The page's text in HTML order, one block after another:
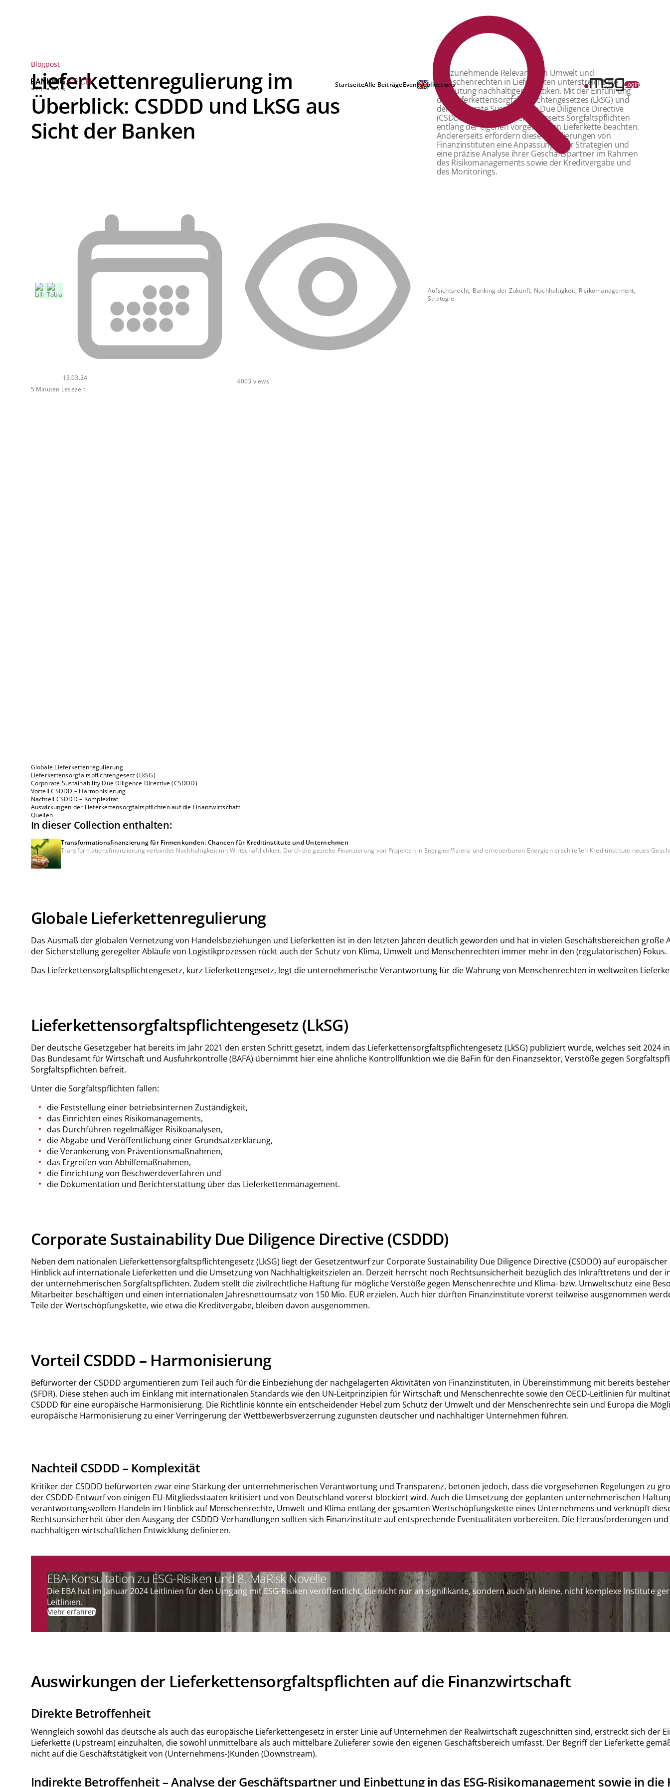
StartseiteAlle BeiträgeEventsCollections Login
Blogpost
Lieferkettenregulierung im
Überblick: CSDDD und LkSG aus
Sicht der Banken
Die zunehmende Relevanz von Umwelt und
Menschenrechten in Lieferketten unterstreicht die
Bedeutung nachhaltiger Praktiken. Mit der Einführung
des Lieferkettensorgfaltspflichtengesetzes (LkSG) und
der Corporate Sustainability Due Diligence Directive
(CSDDD) müssen Banken einerseits Sorgfaltspflichten
entlang der eigenen vorgelagerten Lieferkette beachten.
Andererseits erfordern diese Regulierungen von
Finanzinstituten eine Anpassung ihrer Strategien und
eine präzise Analyse ihrer Geschäftspartner im Rahmen
des Risikomanagements sowie der Kreditvergabe und
des Monitorings.
13.03.24 4003 views
5 Minuten Lesezeit
Aufsichtsrecht, Banking der Zukunft, Nachhaltigkeit, Risikomanagement,
Strategie
Globale Lieferkettenregulierung
Lieferkettensorgfaltspflichtengesetz (LkSG)
Corporate Sustainability Due Diligence Directive (CSDDD)
Vorteil CSDDD – Harmonisierung
Nachteil CSDDD – Komplexität
Auswirkungen der Lieferkettensorgfaltspflichten auf die Finanzwirtschaft
Quellen
In dieser Collection enthalten:
Transformationsfinanzierung für Firmenkunden: Chancen für Kreditinstitute und Unternehmen
Transformationsfinanzierung verbindet Nachhaltigkeit mit Wirtschaftlichkeit. Durch die gezielte Finanzierung von Projekten in Energieeffizienz und erneuerbaren Energien erschließen Kreditinstitute neues
Globale Lieferkettenregulierung
Das Ausmaß der globalen Vernetzung von Handelsbeziehungen und Lieferketten ist in den letzten Jahren deutlich geworden und hat in vielen Geschäftsbereichen
der Sicherstellung geregelter Abläufe von Logistikprozessen rückt auch der Schutz von Klima, Umwelt und Menschenrechten immer mehr in den (regulatorischen) Fokus.
Das Lieferkettensorgfaltspflichtengesetz, kurz Lieferkettengesetz, legt die unternehmerische Verantwortung für die Wahrung von Menschenrechten in weltweiten
Lieferkettensorgfaltspflichtengesetz (LkSG)
Der deutsche Gesetzgeber hat bereits im Jahr 2021 den ersten Schritt gesetzt, indem das Lieferkettensorgfaltspflichtengesetz (LkSG) publiziert wurde, welches seit
Das Bundesamt für Wirtschaft und Ausfuhrkontrolle (BAFA) übernimmt hier eine ähnliche Kontrollfunktion wie die BaFin für den Finanzsektor, Verstöße gegen
Sorgfaltspflichten befreit.
Unter die Sorgfaltspflichten fallen:
die Feststellung einer betriebsinternen Zuständigkeit,
das Einrichten eines Risikomanagements,
das Durchführen regelmäßiger Risikoanalysen,
die Abgabe und Veröffentlichung einer Grundsatzerklärung,
die Verankerung von Präventionsmaßnahmen,
das Ergreifen von Abhilfemaßnahmen,
die Einrichtung von Beschwerdeverfahren und
die Dokumentation und Berichterstattung über das Lieferkettenmanagement.
Corporate Sustainability Due Diligence Directive (CSDDD)
Neben dem nationalen Lieferkettensorgfaltspflichtengesetz (LkSG) liegt der Gesetzentwurf zur Corporate Sustainability Due Diligence Directive (CSDDD) auf
Hinblick auf internationale Lieferketten und die Umsetzung von Nachhaltigkeitszielen an. Derzeit herrscht noch Rechtsunsicherheit bezüglich des Inkrafttretens und
der unternehmerischen Sorgfaltspflichten. Zudem stellt die zivilrechtliche Haftung für mögliche Verstöße gegen Menschenrechte und Klima- bzw. Umweltschutz eine
Mitarbeiter beschäftigen und einen internationalen Jahresnettoumsatz von 150 Mio. EUR erzielen. Auch hier dürften Finanzinstitute vorerst teilweise ausgenommen
Teile der Wertschöpfungskette, wie etwa die Kreditvergabe, bleiben davon ausgenommen.
Vorteil CSDDD – Harmonisierung
Befürworter der CSDDD argumentieren zum Teil auch für die Einbeziehung der nachgelagerten Aktivitäten von Finanzinstituten, in Übereinstimmung mit bereits
(SFDR). Diese stehen auch im Einklang mit internationalen Standards wie den UN-Leitprinzipien für Wirtschaft und Menschenrechte sowie den OECD-Leitlinien für
CSDDD für eine europäische Harmonisierung. Die Richtlinie könnte ein entscheidender Hebel zum Schutz der Umwelt und der Menschenrechte sein und Europa die
europäische Harmonisierung zu einer Verringerung der Wettbewerbsverzerrung zugunsten deutscher und nachhaltiger Unternehmen führen.
Nachteil CSDDD – Komplexität
Kritiker der CSDDD befürworten zwar eine Stärkung der unternehmerischen Verantwortung und Transparenz, betonen jedoch, dass die vorgesehenen Regelungen
der CSDDD-Entwurf von einigen EU-Mitgliedsstaaten kritisiert und von Deutschland vorerst blockiert wird. Auch die Umsetzung der geplanten unternehmerischen
verantwortungsvollem Handeln im Hinblick auf Menschenrechte, Umwelt und Klima entlang der gesamten Wertschöpfungskette eines Unternehmens und verknüpft
Rechtsunsicherheit über den Ausgang der CSDDD-Verhandlungen sollten sich Finanzinstitute auf entsprechende Eventualitäten vorbereiten. Die Herausforderungen
nachhaltigen wirtschaftlichen Entwicklung definieren.
EBA-Konsultation zu ESG-Risiken und 8. MaRisk Novelle
Die EBA hat im Januar 2024 Leitlinien für den Umgang mit ESG-Risiken veröffentlicht, die nicht nur an signifikante, sondern auch an kleine, nicht komplexe Institute
Leitlinien.
Mehr erfahren
Auswirkungen der Lieferkettensorgfaltspflichten auf die Finanzwirtschaft
Direkte Betroffenheit
Wenngleich sowohl das deutsche als auch das europäische Lieferkettengesetz in erster Linie auf Unternehmen der Realwirtschaft zugeschnitten sind, erstreckt sich
Lieferkette (Upstream) einzuhalten, die sowohl unmittelbare als auch mittelbare Zulieferer sowie den eigenen Geschäftsbereich umfasst. Der Begriff der Lieferkette
nicht auf die Geschäftstätigkeit von (Unternehmens-)Kunden (Downstream).
Indirekte Betroffenheit – Analyse der Geschäftspartner und Einbettung in das ESG-Risikomanagement sowie in